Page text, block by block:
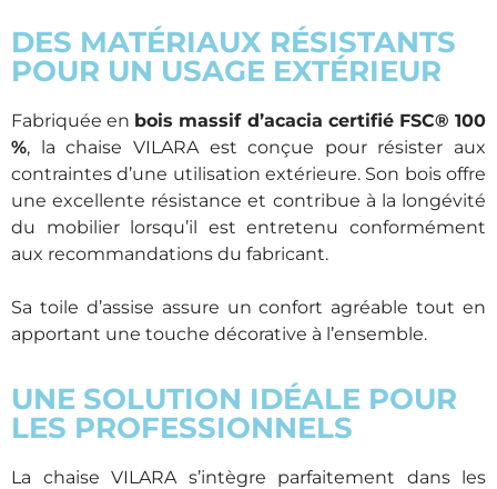
DES MATÉRIAUX RÉSISTANTS
POUR UN USAGE EXTÉRIEUR
Fabriquée en bois massif d’acacia certifié FSC® 100
%, la chaise VILARA est conçue pour résister aux
contraintes d’une utilisation extérieure. Son bois offre
une excellente résistance et contribue à la longévité
du mobilier lorsqu’il est entretenu conformément
aux recommandations du fabricant.
Sa toile d’assise assure un confort agréable tout en
apportant une touche décorative à l’ensemble.
UNE SOLUTION IDÉALE POUR
LES PROFESSIONNELS
La chaise VILARA s’intègre parfaitement dans les